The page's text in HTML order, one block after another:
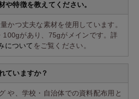
や特徴を教えてください。
かつ丈夫な素材を使用しています。
100gがあり、75gがメインです。詳
について をご覧ください。
ていますか？
や、学校・自治体での資料配布用と